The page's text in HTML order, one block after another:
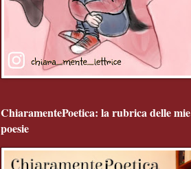
ChiaramentePoetica: la rubrica delle mie
poesie